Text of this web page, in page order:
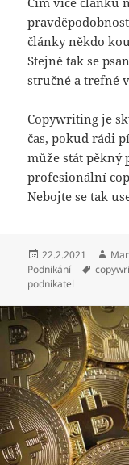
články někdo
Stejně tak se
stručné a trefné
Copywriting je
čas, pokud rádi
může stát pěkný
profesionální
Nebojte se tak
Publikováno:
22.2.2021
Podnikání
Štítky:
podnikatel